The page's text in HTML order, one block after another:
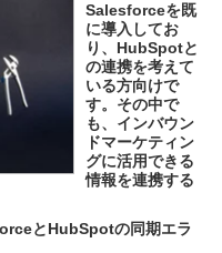
Salesforceを既
に導入してお
り、HubSpotと
の連携を考えて
いる方向けで
す。 その中で
も、インバウン
ドマーケティン
グに活用できる
情報を連携する
とHubSpotの同期エラ